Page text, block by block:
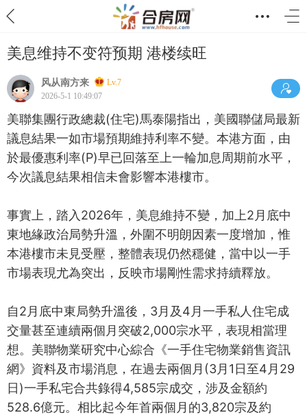
美息维持不变符预期 港楼续旺
风从南方来
Lv.7
2026-5-1 10:49:07
美聯集團行政總裁(住宅)馬泰陽指出，美國聯儲局最新
議息結果一如市場預期維持利率不變。本港方面，由
於最優惠利率(P)早已回落至上一輪加息周期前水平，
今次議息結果相信未會影響本港樓市。
事實上，踏入2026年，美息維持不變，加上2月底中
東地緣政治局勢升溫，外圍不明朗因素一度增加，惟
本港樓市未見受壓，整體表現仍然穩健，當中以一手
市場表現尤為突出，反映市場剛性需求持續釋放。
自2月底中東局勢升溫後，3月及4月一手私人住宅成
交量甚至連續兩個月突破2,000宗水平，表現相當理
想。美聯物業研究中心綜合《一手住宅物業銷售資訊
網》資料及市場消息，在過去兩個月(3月1日至4月29
日)一手私宅合共錄得4,585宗成交，涉及金額約
528.6億元。相比起今年首兩個月的3,820宗及約